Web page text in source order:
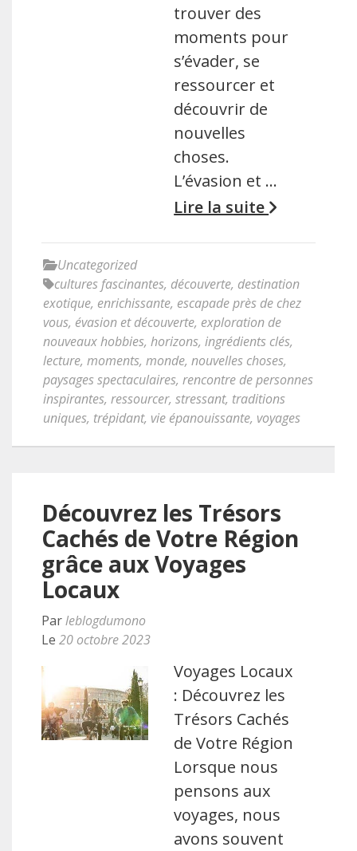
trouver des
moments pour
s’évader, se
ressourcer et
découvrir de
nouvelles
choses.
L’évasion et …
Lire la suite
Uncategorized
cultures fascinantes, découverte, destination
exotique, enrichissante, escapade près de chez
vous, évasion et découverte, exploration de
nouveaux hobbies, horizons, ingrédients clés,
lecture, moments, monde, nouvelles choses,
paysages spectaculaires, rencontre de personnes
inspirantes, ressourcer, stressant, traditions
uniques, trépidant, vie épanouissante, voyages
Découvrez les Trésors
Cachés de Votre Région
grâce aux Voyages
Locaux
Parleblogdumono
Le 20 octobre 2023
Voyages Locaux
: Découvrez les
Trésors Cachés
de Votre Région
Lorsque nous
pensons aux
voyages, nous
avons souvent